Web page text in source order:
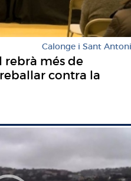
Calonge i Sant Antoni
rebrà més de
contra la